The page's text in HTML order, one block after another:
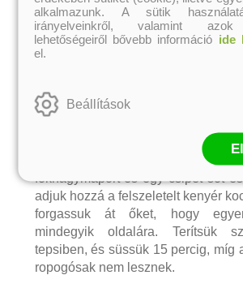
egy tálba, és keverjük hozzá
sülthöz való fűszerkeveréket, a
ízlés szerint a sót és borsot,
sütőpapírral bélelt tepsiben süssük
es kockákra és tegyük félre egy
össze az olívaolajat, az olasz
fokhagymaport és egy csipet sót
adjuk hozzá a felszeletelt kenyér
forgassuk át őket, hogy
mindegyik oldalára. Terítsük
tepsiben, és süssük 15 percig, míg
ropogósak nem lesznek.
alkalmazunk. A sütik
irányelveinkről, valamint azok
lehetőségeiről bővebb információ ide
el.
Beállítások